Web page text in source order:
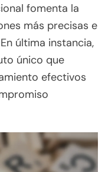
fomenta la
más precisas e
última instancia,
único que
efectivos